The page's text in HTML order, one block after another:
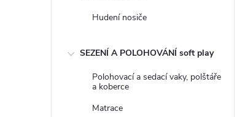
Hudení nosiče
SEZENÍ A POLOHOVÁNÍ soft play
Polohovací a sedací vaky, polštáře
a koberce
Matrace